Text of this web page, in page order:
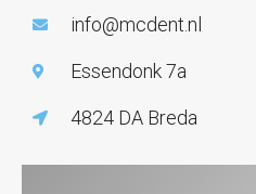
info@mcdent.nl
Essendonk 7a
4824 DA Breda